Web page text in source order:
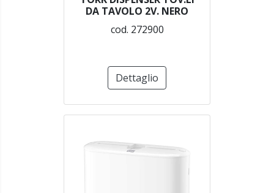
DA TAVOLO 2V. NERO
cod. 272900
Dettaglio